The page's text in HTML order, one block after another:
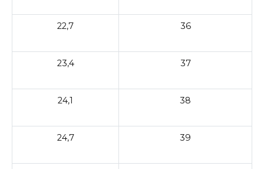
22,7 36
23,4 37
24,1 38
24,7 39